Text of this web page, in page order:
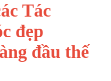
Tác
đẹp
đầu thế